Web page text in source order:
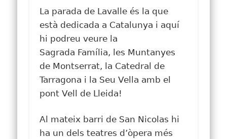
La parada de Lavalle és la que
està dedicada a Catalunya i aquí
hi podreu veure la
Sagrada Família, les Muntanyes
de Montserrat, la Catedral de
Tarragona i la Seu Vella amb el
pont Vell de Lleida!
Al mateix barri de San Nicolas hi
ha un dels teatres d’òpera més